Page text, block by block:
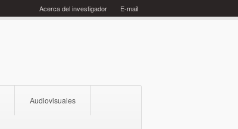
E-mail
Acerca del investigador
Audiovisuales